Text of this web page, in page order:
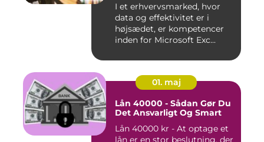
I et erhvervsmarked, hvor
data og effektivitet er i
højsædet, er kompetencer
inden for Microsoft Exc...
01. maj
Lån 40000 - Sådan Gør Du
Det Ansvarligt Og Smart
Lån 40000 kr - At optage et
lån er en stor beslutning, der